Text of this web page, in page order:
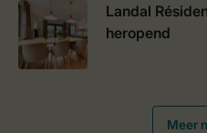
Landal
heropend
Meer